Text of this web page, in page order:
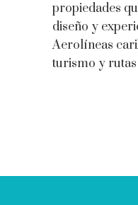
propiedades
diseño y
Aerolíneas
turismo y